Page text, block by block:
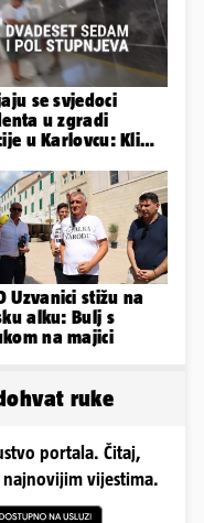
se svjedoci
u zgradi
u Karlovcu: Klima
Uzvanici stižu na
alku: Bulj s
na majici
ruke
portala. Čitaj,
vijestima.